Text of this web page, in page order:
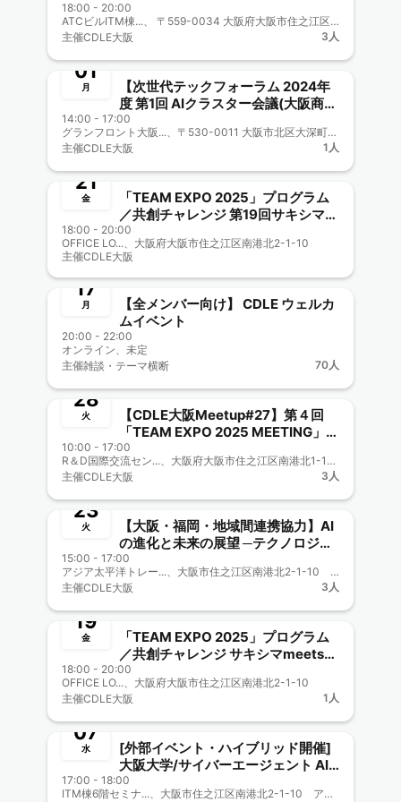
会-「LINE×AI」で新しいビジネスの
可能性を探る-兼CDLE大阪
Meetup#30
18:00 - 20:00
ATCビルITM棟...、 〒559-0034 大阪府大阪市住之江区南港北２丁目１−１０
主催CDLE大阪 3人
終了
01
月
【次世代テックフォーラム 2024年
度 第1回 AIクラスター会議(大阪商工
会議所主催) 兼CDLE大阪
Meetup#29】
14:00 - 17:00
グランフロント大阪...、〒530-0011 大阪市北区大深町3-1 グランフロント大阪 北館 B2F https://www.congre-cc.jp/access/
主催CDLE大阪 1人
終了
21
金
「TEAM EXPO 2025」プログラム
／共創チャレンジ 第19回サキシマ
meets！に参加しよう【CDLE大阪
Meetup#28】
18:00 - 20:00
OFFICE LO...、大阪府大阪市住之江区南港北2-1-10
主催CDLE大阪
終了
17
月
【全メンバー向け】 CDLE ウェルカ
ムイベント
20:00 - 22:00
オンライン、未定
主催雑談・テーマ横断 70人
終了
28
火
【CDLE大阪Meetup#27】第４回
「TEAM EXPO 2025 MEETING」ブ
ース出展！
10:00 - 17:00
R＆D国際交流セン...、大阪府大阪市住之江区南港北1-12-75 R＆D国際交流センターA棟 2階
主催CDLE大阪 3人
終了
23
火
【大阪・福岡・地域間連携協力】AI
の進化と未来の展望 ─テクノロジー
がもたらす社会への変革─ 【CDLE
大阪Meetup#26】
15:00 - 17:00
アジア太平洋トレー...、大阪市住之江区南港北2-1-10 アジア太平洋トレードセンター（ATC）内 ITM棟6階
主催CDLE大阪 3人
終了
19
金
「TEAM EXPO 2025」プログラム
／共創チャレンジ サキシマmeets！
に参加しよう【CDLE大阪
Meetup#25】
18:00 - 20:00
OFFICE LO...、大阪府大阪市住之江区南港北2-1-10
主催CDLE大阪 1人
終了
07
水
[外部イベント・ハイブリッド開催]
大阪大学/サイバーエージェント AI
Lab 馬場 惇 氏〜AIの進化から考え
17:00 - 18:00
ITM棟6階セミナ...、大阪市住之江区南港北2-1-10 アジア太平洋トレードセンター（ATC）内 ITM棟6階
終了